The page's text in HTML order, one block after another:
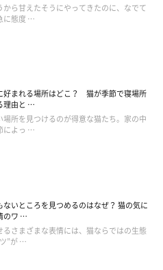
きの飼い主さんの対応
から甘えたそうにやってきたのに、なでて
に態度 …
好まれる場所はどこ？ 猫が季節で寝場所
理由と …
場所を見つけるのが得意な猫たち。家の中
によっ …
ないところを見つめるのはなぜ？ 猫の気に
のワ …
るさまざまな表情には、猫ならではの生態
”が …